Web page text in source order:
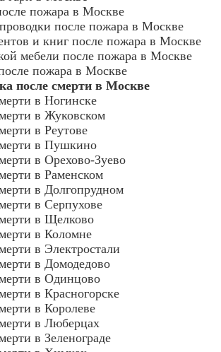
пожара в Москве
после пожара в Москве
и книг после пожара в Москве
мебели после пожара в Москве
пожара в Москве
после смерти в Москве
в Ногинске
в Жуковском
в Реутове
в Пушкино
в Орехово-Зуево
в Раменском
в Долгопрудном
в Серпухове
в Щелково
в Коломне
в Электростали
в Домодедово
в Одинцово
в Красногорске
в Королеве
в Люберцах
в Зеленограде